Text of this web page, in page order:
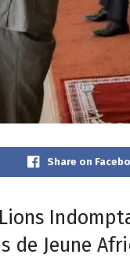
Share on
de Jeune